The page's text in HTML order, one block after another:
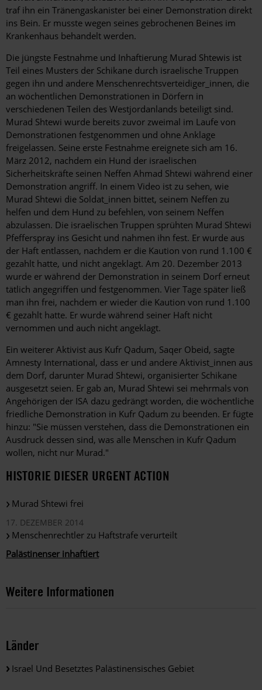
traf ihn ein Tränengaskanister bei einer Demonstration direkt
ins Bein. Er musste wegen seines gebrochenen Beines im
Krankenhaus behandelt werden.
Die jüngste Festnahme und Inhaftierung Murad Shtewis ist
Teil eines Musters der Schikane durch israelische Truppen
gegen ihn und andere Menschenrechtsverteidiger_innen, die
an wöchentlichen Demonstrationen in Dörfern in
verschiedenen Teilen des Westjordanlands beteiligt sind.
Murad Shtewi wurde bereits zuvor zweimal im Laufe von
Demonstrationen festgenommen und ohne Anklage
freigelassen. Seine erste Festnahme ereignete sich am 16.
März 2012, nachdem ein Hund der israelischen
Sicherheitskräfte seinen Neffen Ahmad Shtewi während einer
Demonstration angriff. In einem Video ist zu sehen, wie
Murad Shtewi die Soldat_innen bittet, seinem Neffen zu
helfen und dem Hund zu befehlen, von seinem Neffen
abzulassen. Die israelischen Truppen sprühten Murad Shtewi
Pfefferspray ins Gesicht und nahmen ihn fest. Er wurde aus
der Haft entlassen, nachdem er die Kaution von rund 1.100 €
gezahlt hatte, und nicht angeklagt. Am 20. Dezember 2013
wurde er während der Demonstration in seinem Dorf erneut
tätlich angegriffen und festgenommen. Vier Tage später ließ
man ihn frei, nachdem er wieder die Kaution von rund 1.100
€ gezahlt hatte. Er wurde während seiner Haft nicht
vernommen und auch nicht angeklagt.
Ein weiterer Aktivist aus Kufr Qadum, Saqer Obeid, sagte
Amnesty International, dass er und andere Aktivist_innen aus
dem Dorf, darunter Murad Shtewi, organisierter Schikane
ausgesetzt seien. Er gab an, Murad Shtewi sei mehrmals von
Angehörigen der ISA dazu gedrängt worden, die wöchentliche
friedliche Demonstration in Kufr Qadum zu beenden. Er fügte
hinzu: "Sie müssen verstehen, dass die Demonstrationen ein
Ausdruck dessen sind, was alle Menschen in Kufr Qadum
wollen, nicht nur Murad."
HISTORIE DIESER URGENT ACTION
Murad Shtewi frei
17. DEZEMBER 2014
Menschenrechtler zu Haftstrafe verurteilt
Palästinenser inhaftiert
Weitere Informationen
Länder
Israel Und Besetztes Palästinensisches Gebiet